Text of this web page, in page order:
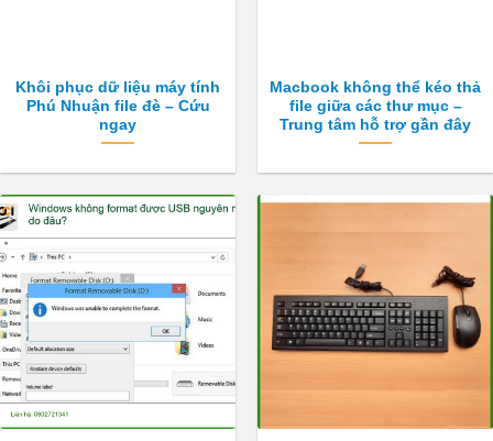
Khôi phục dữ liệu máy tính
Phú Nhuận file đè – Cứu
ngay
Macbook không thể kéo thả
file giữa các thư mục –
Trung tâm hỗ trợ gần đây